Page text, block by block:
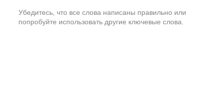
Убедитесь, что все слова написаны правильно или
попробуйте использовать другие ключевые слова.